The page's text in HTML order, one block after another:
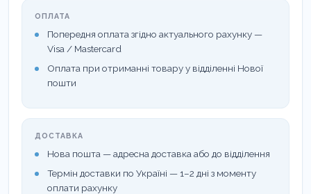
ОПЛАТА
Попередня оплата згідно актуального рахунку —
Visa / Mastercard
Оплата при отриманні товару у відділенні Нової
пошти
ДОСТАВКА
Нова пошта — адресна доставка або до відділення
Термін доставки по Україні — 1–2 дні з моменту
оплати рахунку